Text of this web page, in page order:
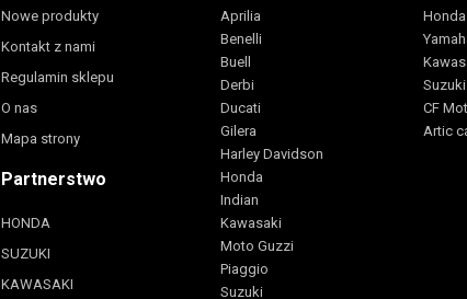
Nowe produkty
Kontakt z nami
Regulamin sklepu
O nas
Mapa strony
Partnerstwo
HONDA
SUZUKI
KAWASAKI
Aprilia
Benelli
Buell
Derbi
Ducati
Gilera
Harley Davidson
Honda
Indian
Kawasaki
Moto Guzzi
Piaggio
Suzuki
Honda
Suzuki
CF
Artic